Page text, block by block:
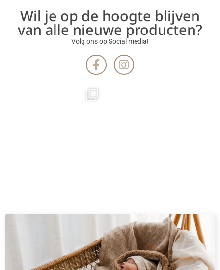
Wil je op de hoogte blijven
van alle nieuwe producten?
Volg ons op Social media!